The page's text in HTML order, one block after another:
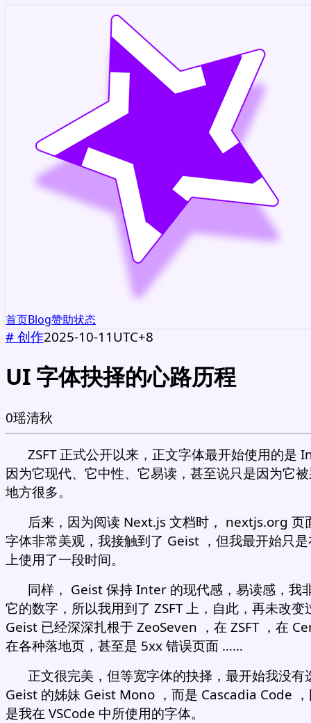
首页Blog赞助状态
#创作2025-10-11UTC+8
UI 字体抉择的心路历程
0瑶清秋
ZSFT 正式公开以来，正文字体最开始使用的是
因为它现代、它中性、它易读，甚至说只是因为它
地方很多。
后来，因为阅读 Next.js 文档时， nextjs.org 页
字体非常美观，我接触到了 Geist ，但我最开始只
上使用了一段时间。
同样， Geist 保持 Inter 的现代感，易读感，我
它的数字，所以我用到了 ZSFT 上，自此，再未改变
Geist 已经深深扎根于 ZeoSeven ，在 ZSFT ，在
在各种落地页，甚至是 5xx 错误页面 ……
正文很完美，但等宽字体的抉择，最开始我没有
Geist 的姊妹 Geist Mono ，而是 Cascadia Code
是我在 VSCode 中所使用的字体。